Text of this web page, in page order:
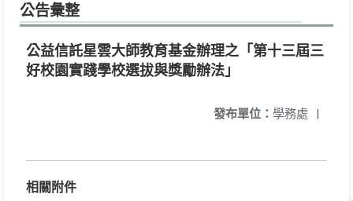
公告彙整
公益信託星雲大師教育基金辦理之「第十三屆三
好校園實踐學校選拔與獎勵辦法」
發布單位： 學務處 |
相關附件